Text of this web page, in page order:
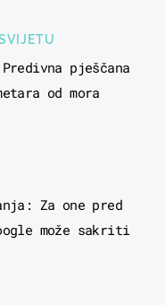
pješčana
od mora
Za one pred
može sakriti